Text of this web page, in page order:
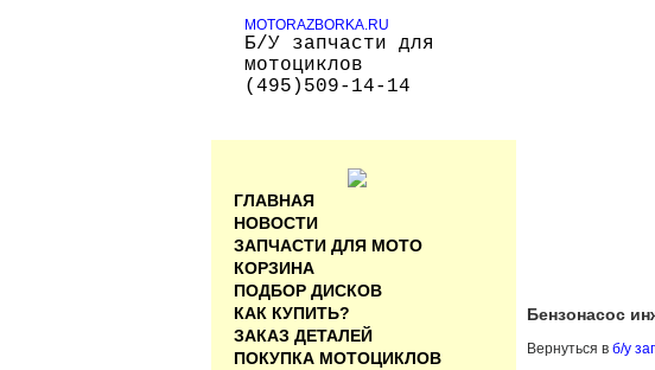
MOTORAZBORKA.RU
Б/У запчасти для
мотоциклов
(495)509-14-14
Бензонасос
Вернуться в б/у
ГЛАВНАЯ
НОВОСТИ
ЗАПЧАСТИ ДЛЯ МОТО
КОРЗИНА
ПОДБОР ДИСКОВ
КАК КУПИТЬ?
ЗАКАЗ ДЕТАЛЕЙ
ПОКУПКА МОТОЦИКЛОВ